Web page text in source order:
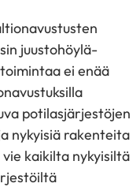
juustohöylä-
ei enää
potilasjärjestöjen
nykyisiä rakenteita
kaikilta nykyisiltä